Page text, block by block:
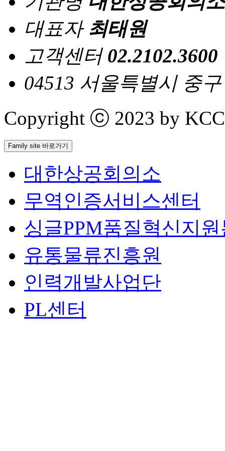
대표자 최태원
고객센터 02.2102.3600
04513 서울특별시 중
Copyright ⓒ 2023 by
Family site 바로가기
대한상공회의소
무역인증서비스센터
싱글PPM품질혁신지
유통물류진흥원
인력개발사업단
PL센터